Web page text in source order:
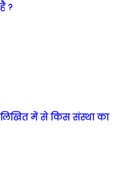
?
में से किस संस्था का